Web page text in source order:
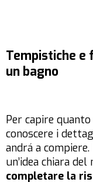
Tempistiche
un bagno
Per capire
conoscere i
andrá a
un’idea chiara
completare la